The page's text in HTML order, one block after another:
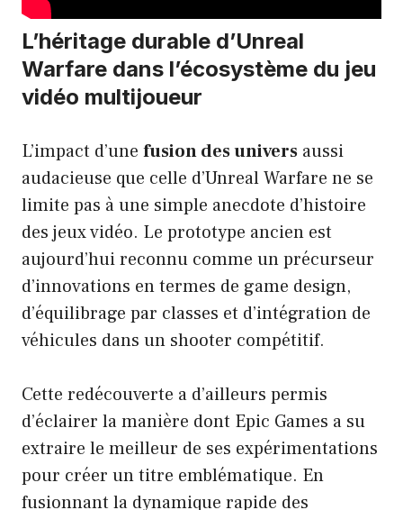
L’héritage durable d’Unreal
Warfare dans l’écosystème du jeu
vidéo multijoueur
L’impact d’une fusion des univers aussi
audacieuse que celle d’Unreal Warfare ne se
limite pas à une simple anecdote d’histoire
des jeux vidéo. Le prototype ancien est
aujourd’hui reconnu comme un précurseur
d’innovations en termes de game design,
d’équilibrage par classes et d’intégration de
véhicules dans un shooter compétitif.
Cette redécouverte a d’ailleurs permis
d’éclairer la manière dont Epic Games a su
extraire le meilleur de ses expérimentations
pour créer un titre emblématique. En
fusionnant la dynamique rapide des